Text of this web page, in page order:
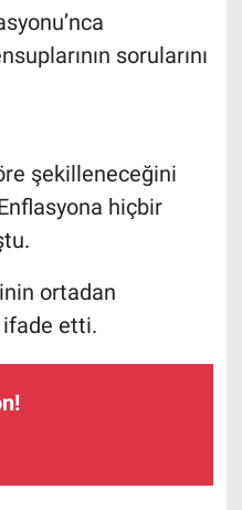
sorularını
şekilleneceğini
hiçbir
ortadan
ifade etti.